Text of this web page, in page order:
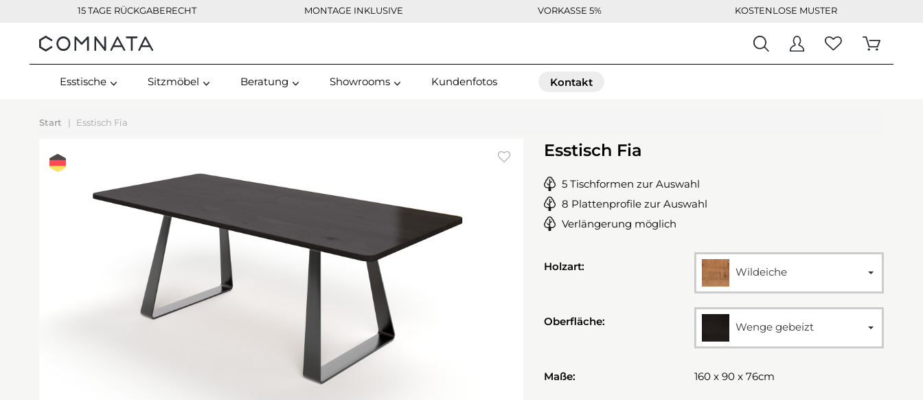
15 TAGE RÜCKGABERECHT MONTAGE INKLUSIVE VORKASSE 5% KOSTENLOSE MUSTER
Kontakt
Esstische Sitzmöbel Beratung Showrooms Kundenfotos Kontakt
Start Esstisch Fia
Esstisch Fia
5 Tischformen zur Auswahl
8 Plattenprofile zur Auswahl
Verlängerung möglich
Holzart: Wildeiche
Oberfläche: Wenge gebeizt
Maße: 160 x 90 x 76cm